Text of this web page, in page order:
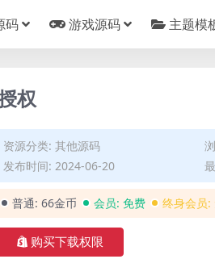
码 游戏源码 主题模
权
资源分类: 其他源码
发布时间: 2024-06-20
普通: 66金币 会员: 免费 终身会员:
购买下载权限